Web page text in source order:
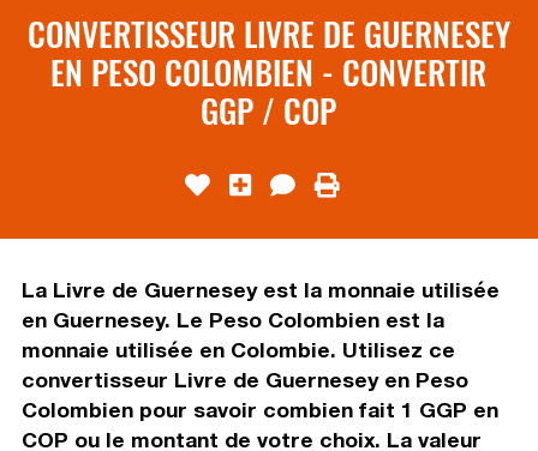
CONVERTISSEUR LIVRE DE GUERNESEY
EN PESO COLOMBIEN - CONVERTIR
GGP / COP
La Livre de Guernesey est la monnaie utilisée
en Guernesey. Le Peso Colombien est la
monnaie utilisée en Colombie. Utilisez ce
convertisseur Livre de Guernesey en Peso
Colombien pour savoir combien fait 1 GGP en
COP ou le montant de votre choix. La valeur